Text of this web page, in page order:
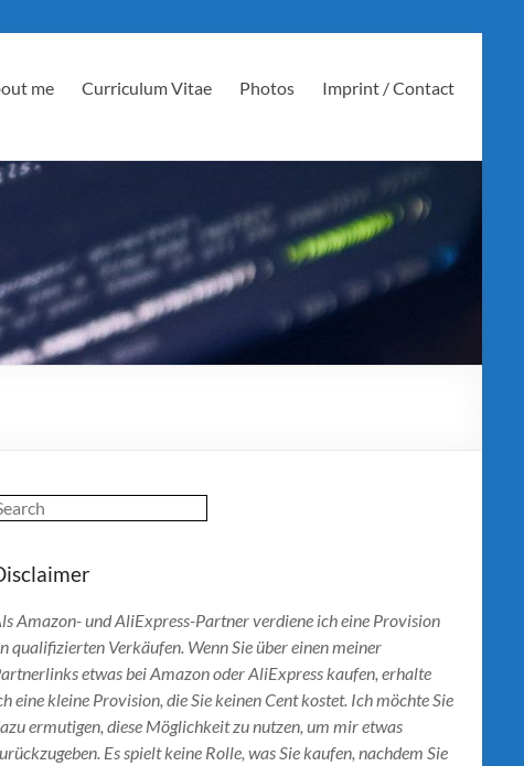
me Curriculum Vitae Photos Imprint / Contact
Amazon- und AliExpress-Partner verdiene ich eine Provision
qualifizierten Verkäufen. Wenn Sie über einen meiner
etwas bei Amazon oder AliExpress kaufen, erhalte
eine kleine Provision, die Sie keinen Cent kostet. Ich möchte Sie
ermutigen, diese Möglichkeit zu nutzen, um mir etwas
Es spielt keine Rolle, was Sie kaufen, nachdem Sie